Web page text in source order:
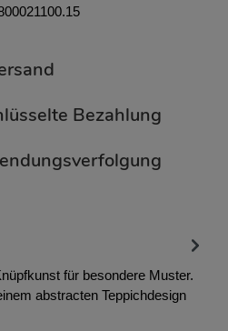
Bezahlung
für besondere Muster.
abstracten Teppichdesign